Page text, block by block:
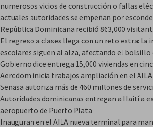
numerosos vicios de construcción o fallas
actuales autoridades se empeñan por
República Dominicana recibió 863,000
El regreso a clases llega con un reto extra: la
escolares siguen al alza, afectando el bolsillo
Gobierno dice entrega 15,000 viviendas en
Aerodom inicia trabajos ampliación en el AILA
Senasa autoriza más de 460 millones de
Autoridades dominicanas entregan a Haití a
aeropuerto de Puerto Plata
Inauguran en el AILA nueva terminal para